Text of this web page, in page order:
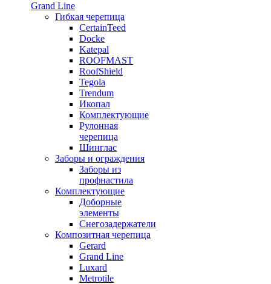
Grand Line
Гибкая черепица
CertainTeed
Docke
Katepal
ROOFMAST
RoofShield
Tegola
Trendum
Икопал
Комплектующие
Рулонная
черепица
Шинглас
Заборы и ограждения
Заборы из
профнастила
Комплектующие
Доборные
элементы
Снегозадержатели
Композитная черепица
Gerard
Grand Line
Luxard
Metrotile